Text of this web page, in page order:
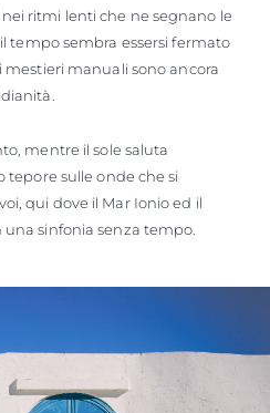
ritmi lenti che ne segnano le
tempo sembra essersi fermato
mestieri manuali sono ancora
mentre il sole saluta
tepore sulle onde che si
qui dove il Mar Ionio ed il
sinfonia senza tempo.